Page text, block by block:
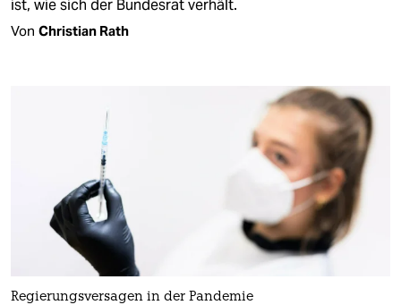
ist, wie sich der Bundesrat verhält.
Von Christian Rath
Regierungsversagen in der Pandemie